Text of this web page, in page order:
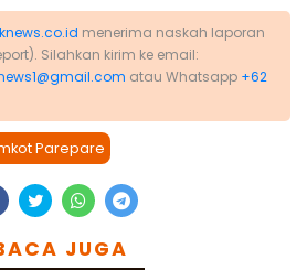
menerima naskah laporan
Silahkan kirim ke email:
atau Whatsapp +62
Parepare
JUGA